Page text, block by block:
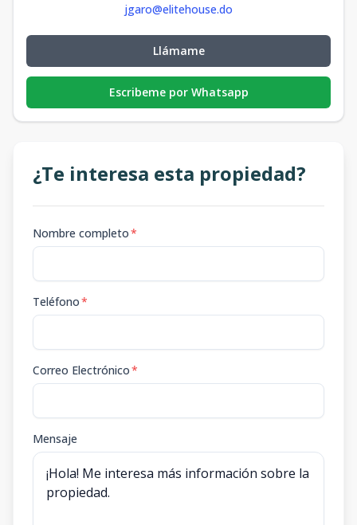
jgaro@elitehouse.do
Llámame
Escribeme por Whatsapp
¿Te interesa esta propiedad?
Nombre completo*
Teléfono*
Correo Electrónico*
Mensaje